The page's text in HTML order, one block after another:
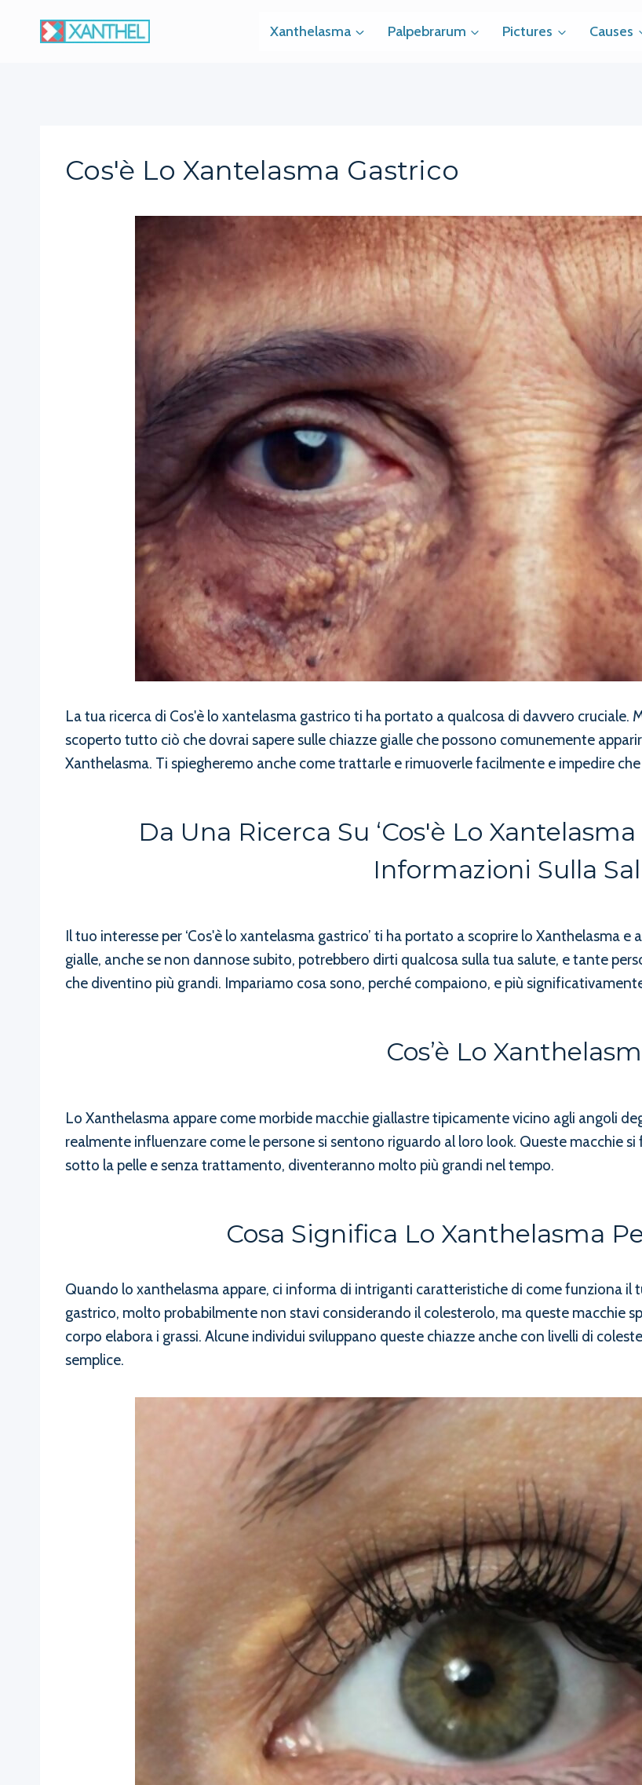
Xanthelasma Palpebrarum Pictures Causes
Cos'è Lo Xantelasma Gastrico
La tua ricerca di Cos'è lo xantelasma gastrico ti ha portato a qualcosa di davvero cruciale.
scoperto tutto ciò che dovrai sapere sulle chiazze gialle che possono comunemente
Xanthelasma. Ti spiegheremo anche come trattarle e rimuoverle facilmente e impedire
Da Una Ricerca Su ‘Cos'è Lo
Informazioni Sulla
Il tuo interesse per ‘Cos'è lo xantelasma gastrico’ ti ha portato a scoprire lo Xanthelasma
gialle, anche se non dannose subito, potrebbero dirti qualcosa sulla tua salute, e tante
che diventino più grandi. Impariamo cosa sono, perché compaiono, e più
Cos’è Lo
Lo Xanthelasma appare come morbide macchie giallastre tipicamente vicino agli angoli
realmente influenzare come le persone si sentono riguardo al loro look. Queste macchie
sotto la pelle e senza trattamento, diventeranno molto più grandi nel tempo.
Cosa Significa Lo Xanthelasma
Quando lo xanthelasma appare, ci informa di intriganti caratteristiche di come funziona il
gastrico, molto probabilmente non stavi considerando il colesterolo, ma queste macchie
corpo elabora i grassi. Alcune individui sviluppano queste chiazze anche con livelli di
semplice.